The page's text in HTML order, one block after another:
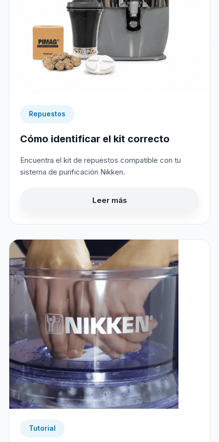
Repuestos
Cómo identificar el kit correcto
Encuentra el kit de repuestos compatible con tu
sistema de purificación Nikken.
Leer más
Tutorial